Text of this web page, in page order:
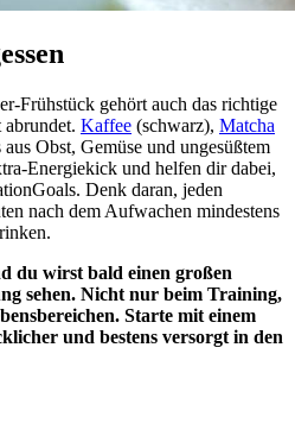
Frühstück gehört auch das richtige
Kaffee (schwarz), Matcha
Obst, Gemüse und ungesüßtem
Energiekick und helfen dir dabei,
Denk daran, jeden
nach dem Aufwachen mindestens
du wirst bald einen großen
sehen. Nicht nur beim Training,
Starte mit einem
und bestens versorgt in den